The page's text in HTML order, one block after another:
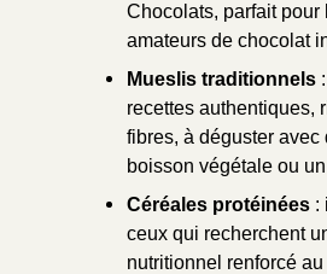
Chocolats, parfait pour
amateurs de chocolat
Mueslis traditionnels
recettes authentiques,
fibres, à déguster avec
boisson végétale ou
Céréales protéinées :
ceux qui recherchent
nutritionnel renforcé au